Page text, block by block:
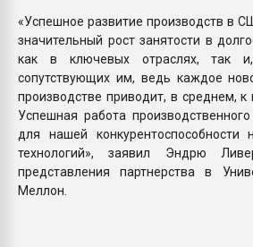
«Успешное развитие производств в
значительный рост занятости в
как в ключевых отраслях, так и,
сопутствующих им, ведь каждое
производстве приводит, в среднем,
Успешная работа
для нашей
технологий», заявил Эндрю
представления партнерства в
Меллон.